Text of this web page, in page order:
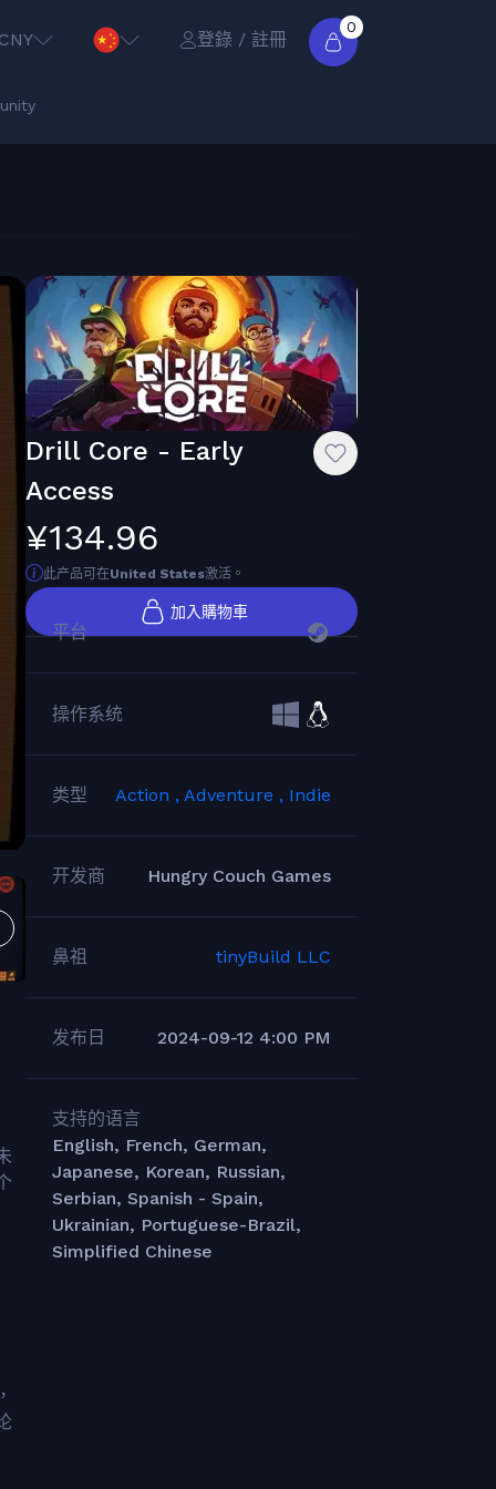
登錄 / 註冊
0
Drill Core - Early
Access
¥134.96
此产品可在United States激活。
加入購物車
平台
操作系统
类型 Action , Adventure , Indie
开发商 Hungry Couch Games
鼻祖 tinyBuild LLC
发布日 2024-09-12 4:00 PM
支持的语言
English, French, German,
Japanese, Korean, Russian,
Serbian, Spanish - Spain,
Ukrainian, Portuguese-Brazil,
Simplified Chinese